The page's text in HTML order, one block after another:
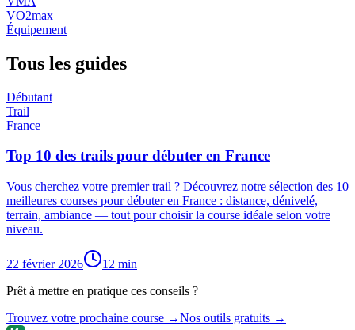
VO2max
Équipement
Tous les guides
Débutant
Trail
France
Top 10 des trails pour débuter en France
Vous cherchez votre premier trail ? Découvrez notre sélection des 10
meilleures courses pour débuter en France : distance, dénivelé,
terrain, ambiance — tout pour choisir la course idéale selon votre
niveau.
22 février 2026 12 min
Prêt à mettre en pratique ces conseils ?
Trouvez votre prochaine course →Nos outils gratuits →